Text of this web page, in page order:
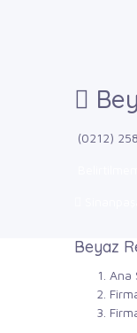
(0212)
Beyaz
Ana